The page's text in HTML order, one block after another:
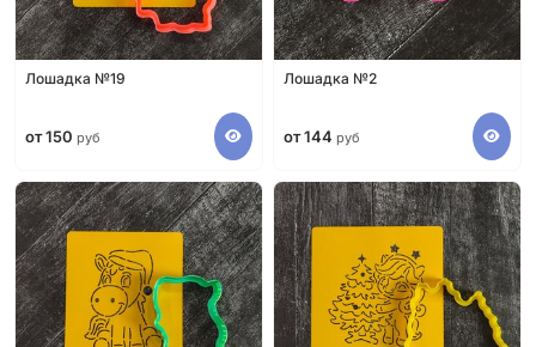
Лошадка №19
от 150 руб
Лошадка №2
от 144 руб